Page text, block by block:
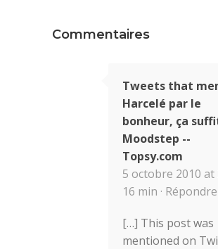
Commentaires
Tweets that
Harcelé par le
bonheur, ça
Moodstep --
Topsy.com
5 octobre 2010 at
16 min · Répondre
[…] This post was
mentioned on